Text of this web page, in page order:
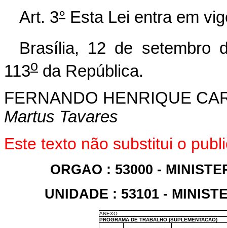
Art. 3° Esta Lei entra em
Brasília, 12 de setembro
113o da República.
FERNANDO HENRIQUE
Martus Tavares
Este texto não substitui o
ORGAO : 53000 -
UNIDADE : 53101 -
ANEXO
PROGRAMA DE TRABALHO (SUPLEMENTACAO)